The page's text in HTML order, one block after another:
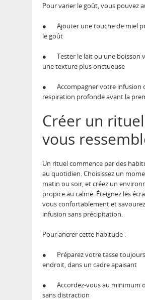
Pour varier le goût, vous pouvez
● Ajouter une touche de miel
le goût
● Tester le lait ou une boisson
une texture plus onctueuse
● Accompagner votre infusion
respiration profonde avant la
Créer un
vous
Un rituel commence par des
au quotidien. Choisissez un
matin ou soir, et créez un
propice au calme. Éteignez les
vous confortablement et
infusion sans précipitation.
Pour ancrer cette habitude :
● Préparez votre tasse
endroit, dans un cadre apaisant
● Accordez-vous au minimum
sans distraction